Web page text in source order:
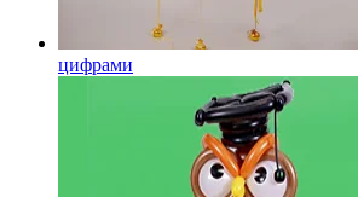
цифрами